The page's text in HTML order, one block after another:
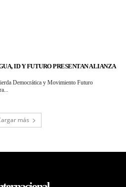
ID Y FUTURO PRESENTAN ALIANZA
Democrática y Movimiento Futuro
más